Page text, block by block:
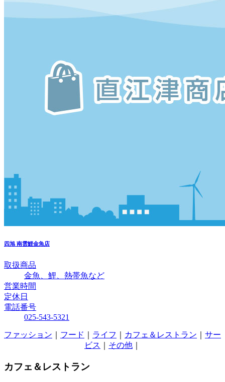
四旭 南雲鯉金魚店
取扱商品
金魚、鯉、熱帯魚など
営業時間
定休日
電話番号
025-543-5321
ファッション フード ライフ カフェ＆レストラン
サー
ビス
その他
カフェ＆レストラン